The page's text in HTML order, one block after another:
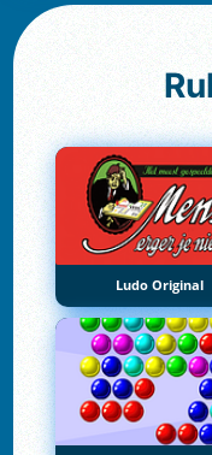
Ludo Original